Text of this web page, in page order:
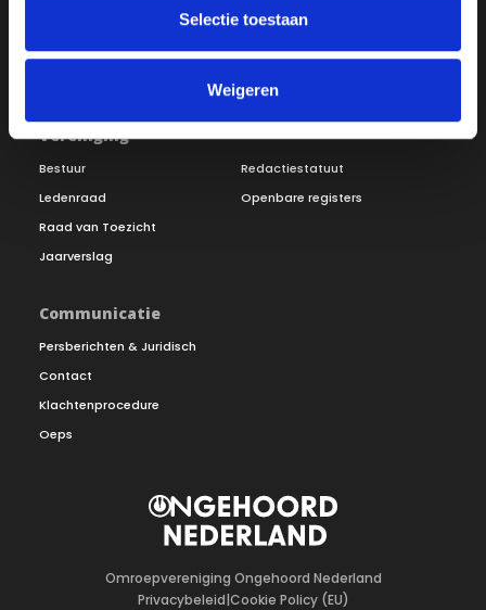
Selectie toestaan
Weigeren
Inloggen
Vacatures
Vereniging
Bestuur
Ledenraad
Raad van Toezicht
Jaarverslag
Redactiestatuut
Openbare registers
Communicatie
Persberichten & Juridisch
Contact
Klachtenprocedure
Oeps
Omroepvereniging Ongehoord Nederland
Privacybeleid|Cookie Policy (EU)